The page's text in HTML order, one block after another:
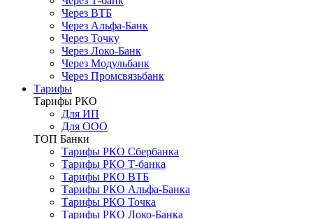
Через ВТБ
Через Альфа-Банк
Через Точку
Через Локо-Банк
Через Модульбанк
Через Промсвязьбанк
Тарифы
Тарифы РКО
Для ИП
Для ООО
ТОП Банки
Тарифы РКО Сбербанка
Тарифы РКО Т-банка
Тарифы РКО ВТБ
Тарифы РКО Альфа-Банка
Тарифы РКО Точка
Тарифы РКО Локо-Банка